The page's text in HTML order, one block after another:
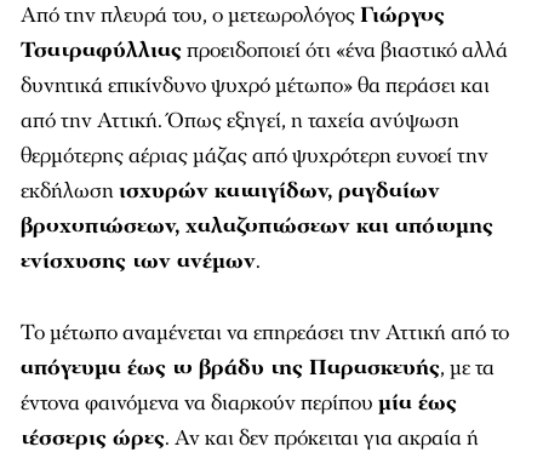
Από την πλευρά του, ο μετεωρολόγοςΓιώργος
Τσατραφύλλιαςπροειδοποιεί ότι «ένα βιαστικό αλλά
δυνητικά επικίνδυνο ψυχρό μέτωπο» θα περάσει και
από την Αττική. Όπως εξηγεί, η ταχεία ανύψωση
θερμότερης αέριας μάζας από ψυχρότερη ευνοεί την
εκδήλωσηισχυρών καταιγίδων, ραγδαίων
βροχοπτώσεων, χαλαζοπτώσεων και απότομης
ενίσχυσης των ανέμων.
Το μέτωπο αναμένεται να επηρεάσει την Αττική από το
απόγευμα έως το βράδυ της Παρασκευής, με τα
έντονα φαινόμενα να διαρκούν περίπου μία έως
τέσσερις ώρες. Αν και δεν πρόκειται για ακραία ή